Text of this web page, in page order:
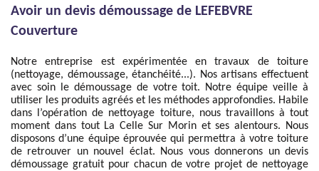
Avoir un devis démoussage de LEFEBVRE
Couverture
Notre entreprise est expérimentée en travaux de toiture
(nettoyage, démoussage, étanchéité...). Nos artisans effectuent
avec soin le démoussage de votre toit. Notre équipe veille à
utiliser les produits agréés et les méthodes approfondies. Habile
dans l’opération de nettoyage toiture, nous travaillons à tout
moment dans tout La Celle Sur Morin et ses alentours. Nous
disposons d’une équipe éprouvée qui permettra à votre toiture
de retrouver un nouvel éclat. Nous vous donnerons un devis
démoussage gratuit pour chacun de votre projet de nettoyage